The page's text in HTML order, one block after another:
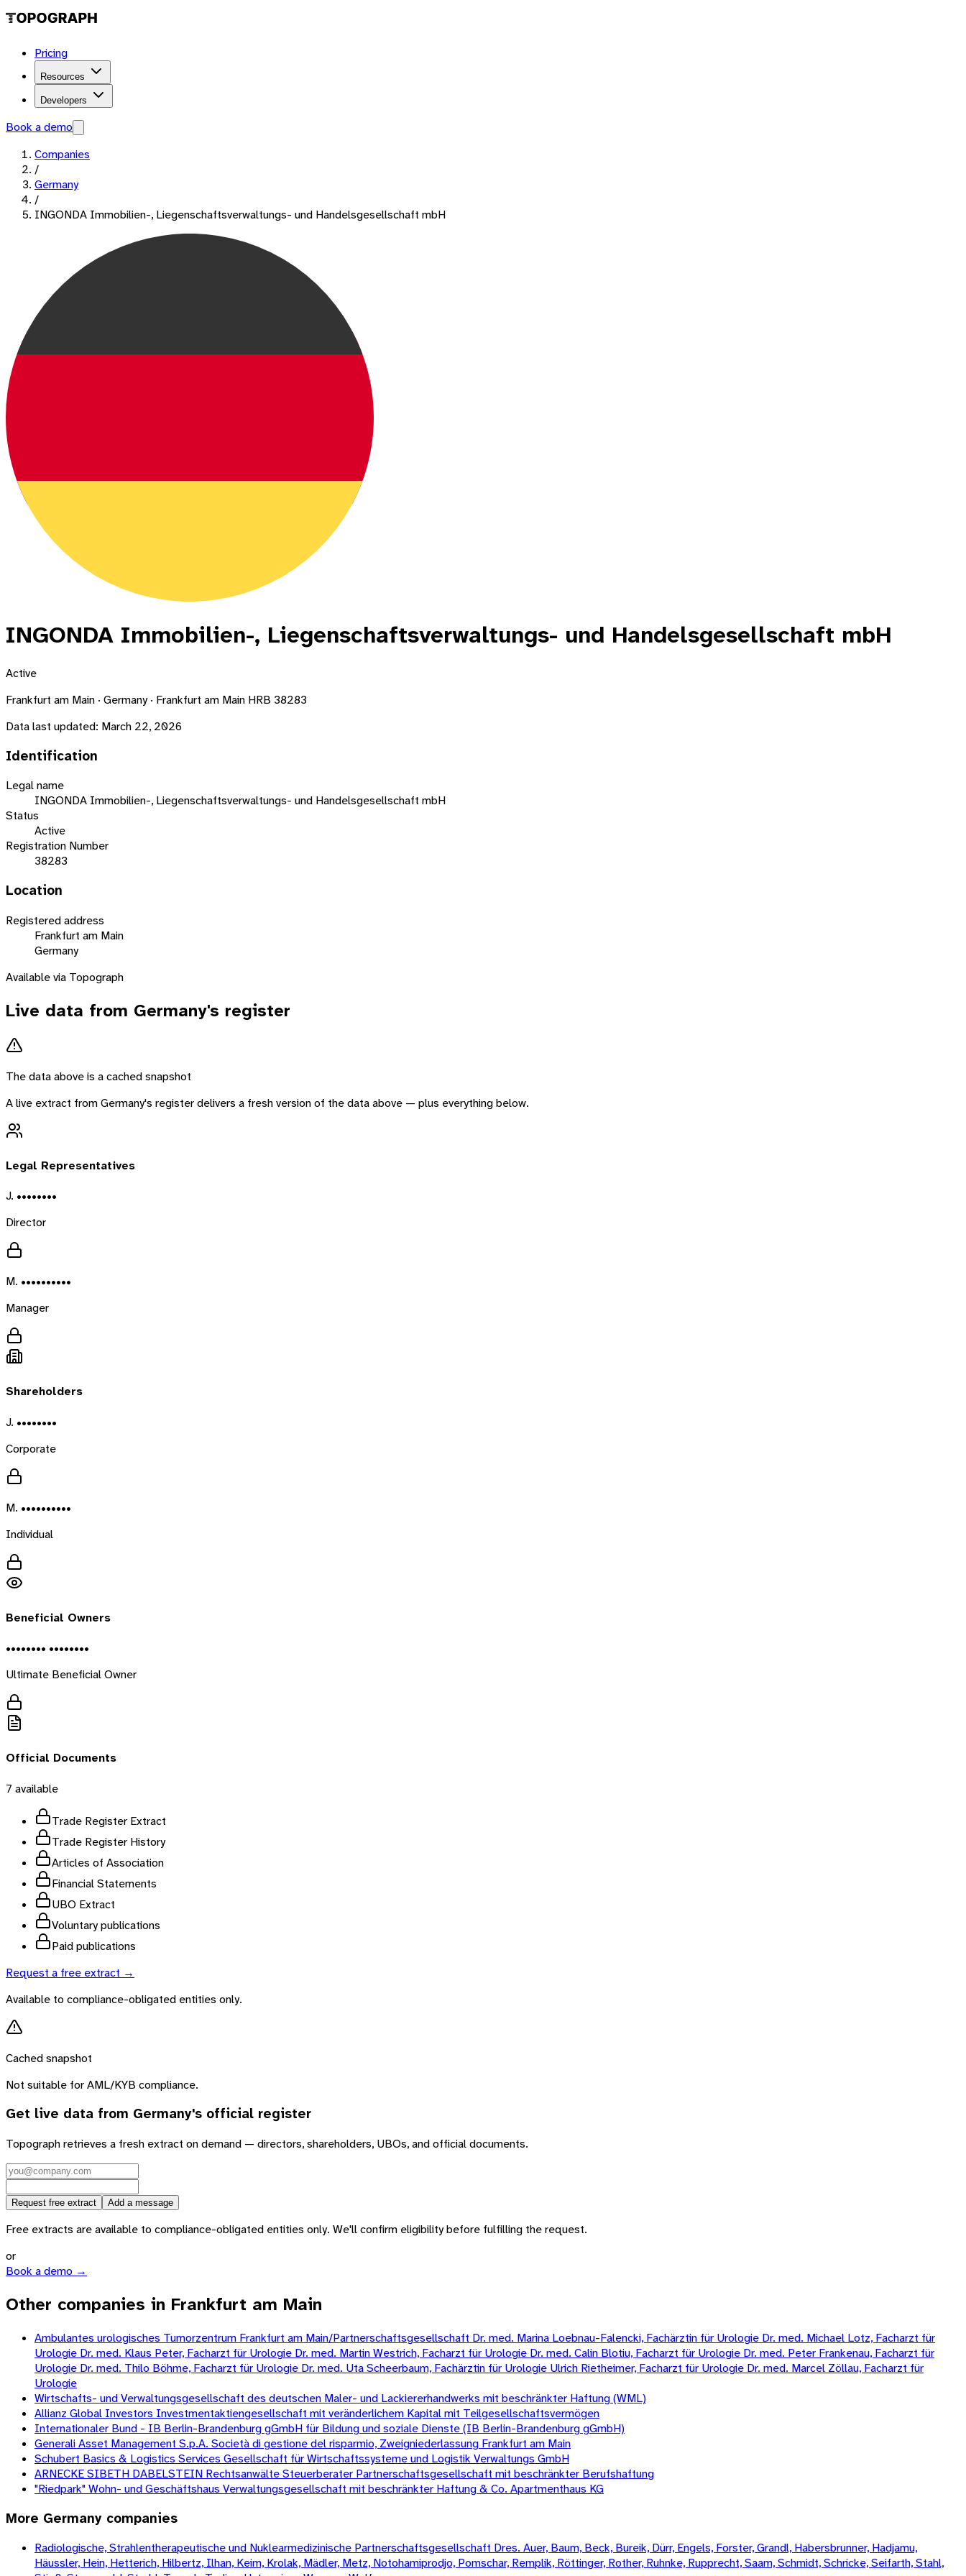
Pricing
Resources
Developers
Book a demo
Companies
/
Germany
/
INGONDA Immobilien-, Liegenschaftsverwaltungs- und Handelsgesellschaft mbH
INGONDA Immobilien-, Liegenschaftsverwaltungs- und Handelsgesellschaft mbH
Active
Frankfurt am Main · Germany · Frankfurt am Main HRB 38283
Data last updated: March 22, 2026
Identification
Legal name
INGONDA Immobilien-, Liegenschaftsverwaltungs- und Handelsgesellschaft mbH
Status
Active
Registration Number
38283
Location
Registered address
Frankfurt am Main
Germany
Available via Topograph
Live data from Germany's register
The data above is a cached snapshot
A live extract fromGermany's register delivers a fresh version of the data above — plus everything below.
Legal Representatives
J. ••••••••
Director
M. ••••••••••
Manager
Shareholders
J. ••••••••
Corporate
M. ••••••••••
Individual
Beneficial Owners
•••••••• ••••••••
Ultimate Beneficial Owner
Official Documents
7 available
Trade Register Extract
Trade Register History
Articles of Association
Financial Statements
UBO Extract
Voluntary publications
Paid publications
Request a free extract →
Available to compliance-obligated entities only.
Cached snapshot
Not suitable for AML/KYB compliance.
Get live data from Germany's official register
Topograph retrieves a fresh extract on demand — directors, shareholders, UBOs, and official documents.
Request free extract Add a message
Free extracts are available to compliance-obligated entities only. We'll confirm eligibility before fulfilling the request.
or
Book a demo →
Other companies in Frankfurt am Main
Ambulantes urologisches Tumorzentrum Frankfurt am Main/Partnerschaftsgesellschaft Dr. med. Marina Loebnau-Falencki, Fachärztin für Urologie Dr. med. Michael Lotz, Facharzt für
Urologie Dr. med. Klaus Peter, Facharzt für Urologie Dr. med. Martin Westrich, Facharzt für Urologie Dr. med. Calin Blotiu, Facharzt für Urologie Dr. med. Peter Frankenau, Facharzt für
Urologie Dr. med. Thilo Böhme, Facharzt für Urologie Dr. med. Uta Scheerbaum, Fachärztin für Urologie Ulrich Rietheimer, Facharzt für Urologie Dr. med. Marcel Zöllau, Facharzt für
Urologie
Wirtschafts- und Verwaltungsgesellschaft des deutschen Maler- und Lackiererhandwerks mit beschränkter Haftung (WML)
Allianz Global Investors Investmentaktiengesellschaft mit veränderlichem Kapital mit Teilgesellschaftsvermögen
Internationaler Bund - IB Berlin-Brandenburg gGmbH für Bildung und soziale Dienste (IB Berlin-Brandenburg gGmbH)
Generali Asset Management S.p.A. Società di gestione del risparmio, Zweigniederlassung Frankfurt am Main
Schubert Basics & Logistics Services Gesellschaft für Wirtschaftssysteme und Logistik Verwaltungs GmbH
ARNECKE SIBETH DABELSTEIN Rechtsanwälte Steuerberater Partnerschaftsgesellschaft mit beschränkter Berufshaftung
"Riedpark" Wohn- und Geschäftshaus Verwaltungsgesellschaft mit beschränkter Haftung & Co. Apartmenthaus KG
More Germany companies
Radiologische, Strahlentherapeutische und Nuklearmedizinische Partnerschaftsgesellschaft Dres. Auer, Baum, Beck, Bureik, Dürr, Engels, Forster, Grandl, Habersbrunner, Hadjamu,
Häussler, Hein, Hetterich, Hilbertz, Ilhan, Keim, Krolak, Mädler, Metz, Notohamiprodjo, Pomschar, Remplik, Röttinger, Rother, Ruhnke, Rupprecht, Saam, Schmidt, Schricke, Seifarth, Stahl,